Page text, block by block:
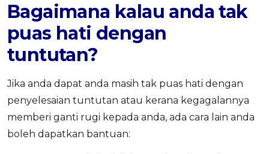
Bagaimana kalau anda tak
puas hati dengan
tuntutan?
Jika anda dapat anda masih tak puas hati dengan
penyelesaian tuntutan atau kerana kegagalannya
memberi ganti rugi kepada anda, ada cara lain anda
boleh dapatkan bantuan: